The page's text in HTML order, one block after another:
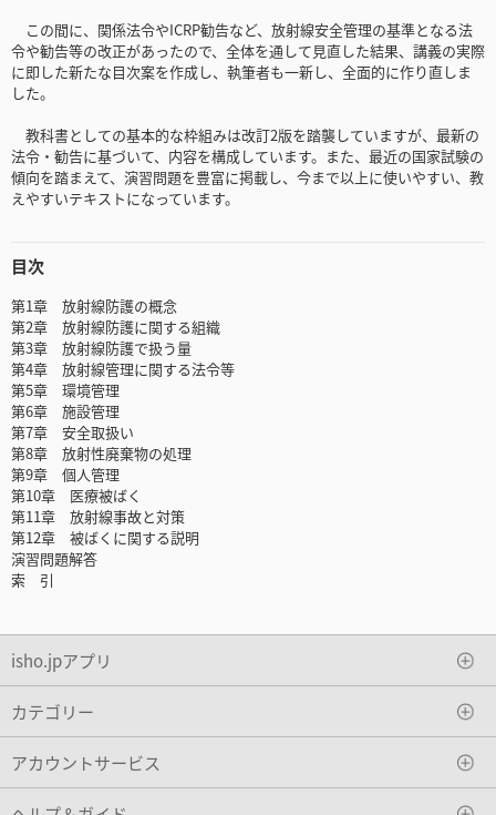
この間に、関係法令やICRP勧告など、放射線安全管理の基準となる法
令や勧告等の改正があったので、全体を通して見直した結果、講義の実際
に即した新たな目次案を作成し、執筆者も一新し、全面的に作り直しま
した。
教科書としての基本的な枠組みは改訂2版を踏襲していますが、最新の
法令・勧告に基づいて、内容を構成しています。また、最近の国家試験の
傾向を踏まえて、演習問題を豊富に掲載し、今まで以上に使いやすい、教
えやすいテキストになっています。
目次
第1章 放射線防護の概念
第2章 放射線防護に関する組織
第3章 放射線防護で扱う量
第4章 放射線管理に関する法令等
第5章 環境管理
第6章 施設管理
第7章 安全取扱い
第8章 放射性廃棄物の処理
第9章 個人管理
第10章 医療被ばく
第11章 放射線事故と対策
第12章 被ばくに関する説明
演習問題解答
索 引
isho.jpアプリ
カテゴリー
アカウントサービス